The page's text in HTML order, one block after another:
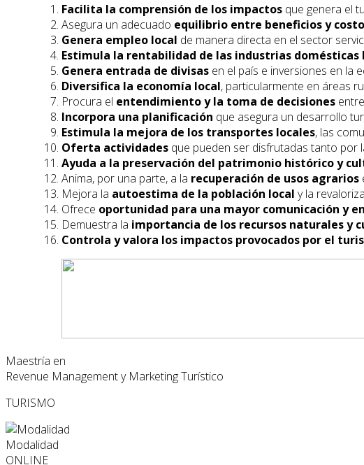
Facilita la comprensión de los impactos que genera el
Asegura un adecuado equilibrio entre beneficios y
Genera empleo local de manera directa en el sector
Estimula la rentabilidad de las industrias domésticas
Genera entrada de divisas en el país e inversiones en la
Diversifica la economía local, particularmente en áreas
Procura el entendimiento y la toma de decisiones
Incorpora una planificación que asegura un desarrollo
Estimula la mejora de los transportes locales, las
Oferta actividades que pueden ser disfrutadas tanto por
Ayuda a la preservación del patrimonio histórico y
Anima, por una parte, a la recuperación de usos agrarios
Mejora la autoestima de la población local y la
Ofrece oportunidad para una mayor comunicación y
Demuestra la importancia de los recursos naturales y
Controla y valora los impactos provocados por el
Maestría en
Revenue Management y Marketing Turístico
TURISMO
Modalidad
ONLINE